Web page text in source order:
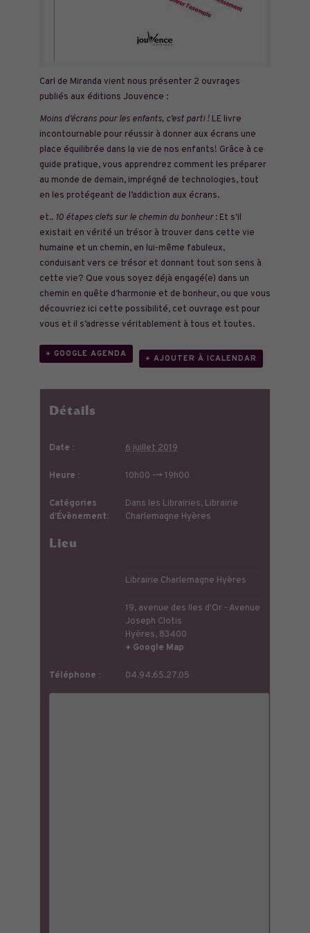
Carl de Miranda vient nous présenter 2 ouvrages
publiés aux éditions Jouvence :
Moins d’écrans pour les enfants, c’est parti !LE livre
incontournable pour réussir à donner aux écrans une
place équilibrée dans la vie de nos enfants! Grâce à ce
guide pratique, vous apprendrez comment les préparer
au monde de demain, imprégné de technologies, tout
en les protégeant de l’addiction aux écrans.
et.. 10 étapes clefs sur le chemin du bonheur: Et s’il
existait en vérité un trésor à trouver dans cette vie
humaine et un chemin, en lui-même fabuleux,
conduisant vers ce trésor et donnant tout son sens à
cette vie? Que vous soyez déjà engagé(e) dans un
chemin en quête d’harmonie et de bonheur, ou que vous
découvriez ici cette possibilité, cet ouvrage est pour
vous et il s’adresse véritablement à tous et toutes.
+ GOOGLE AGENDA
+ AJOUTER À ICALENDAR
Détails
Date : 6 juillet 2019
Heure : 10h00 --> 19h00
Catégories
d’Évènement:
Dans les Librairies, Librairie
Charlemagne Hyères
Lieu
Librairie Charlemagne Hyères
19, avenue des Iles d'Or - Avenue
Joseph Clotis
Hyères, 83400
+ Google Map
Téléphone : 04.94.65.27.05